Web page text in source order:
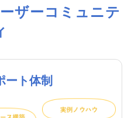
ザーコミュニテ
ート体制